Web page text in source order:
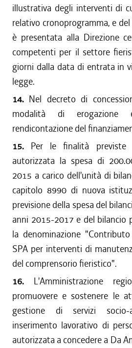
illustrativa degli interventi di
relativo cronoprogramma, e
è presentata alla Direzione
competenti per il settore
giorni dalla data di entrata in
legge.
14. Nel decreto di
modalità di
rendicontazione del
15. Per le finalità
autorizzata la spesa di
2015 a carico dell'unità di
capitolo 8990 di nuova
previsione della spesa del
anni 2015-2017 e del bilancio
la denominazione
SPA per interventi di
del comprensorio fieristico".
16. L'Amministrazione
promuovere e sostenere le
gestione di servizi
inserimento lavorativo di
autorizzata a concedere a Da